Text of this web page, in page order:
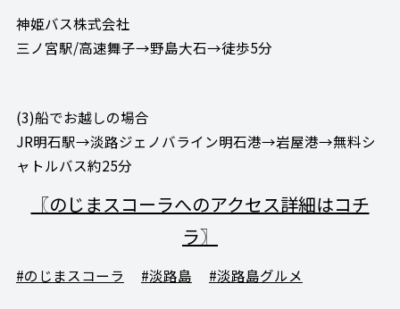
神姫バス株式会社
三ノ宮駅/高速舞子→野島大石→徒歩5分
(3)船でお越しの場合
JR明石駅→淡路ジェノバライン明石港→岩屋港→無料シ
ャトルバス約25分
〖のじまスコーラへのアクセス詳細はコチ
ラ〗
#のじまスコーラ #淡路島 #淡路島グルメ